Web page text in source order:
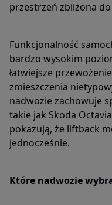
przestrzeń zbliżona
Funkcjonalność
bardzo wysokim
łatwiejsze
zmieszczenia
nadwozie zachowuje
takie jak Skoda
pokazują, że liftback
jednocześnie.
Które nadwozie